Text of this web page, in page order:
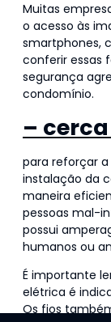
Muitas
o acesso às
smartphones,
conferir essas
segurança
condomínio.
–
para reforçar
instalação da
maneira
pessoas mal-
possui
humanos ou
É importante
elétrica é
Os fios